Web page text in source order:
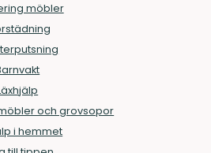
möbler
och grovsopor
i hemmet